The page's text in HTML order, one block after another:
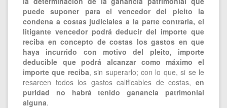
puede suponer para el vencedor del pleito la
condena a costas judiciales a la parte contraria, el
litigante vencedor podrá deducir del importe que
reciba en concepto de costas los gastos en que
haya incurrido con motivo del pleito, importe
deducible que podrá alcanzar como máximo el
importe que reciba, sin superarlo; con lo que, si se le
resarcen todos los gastos calificables de costas, en
puridad no habrá tenido ganancia patrimonial
alguna.